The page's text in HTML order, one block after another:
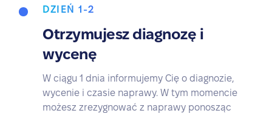
DZIEŃ 1-2
Otrzymujesz diagnozę i
wycenę
W ciągu 1 dnia informujemy Cię o diagnozie,
wycenie i czasie naprawy. W tym momencie
możesz zrezygnować z naprawy ponosząc